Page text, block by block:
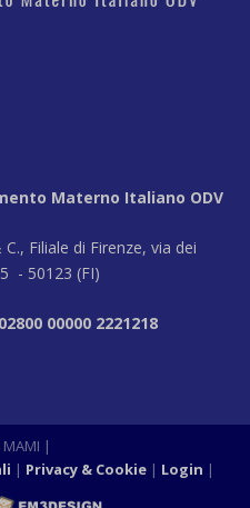
Materno Italiano ODV
Filiale di Firenze, via dei
- 50123 (FI)
00000 2221218
|
Privacy & Cookie Login |